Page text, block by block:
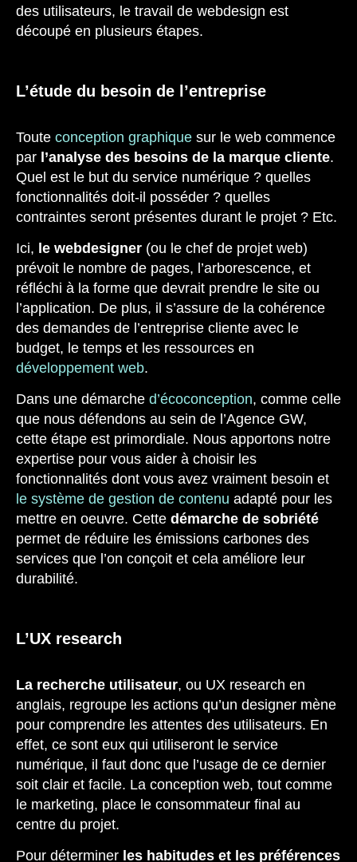
des utilisateurs, le travail de webdesign est
découpé en plusieurs étapes.
L’étude du besoin de l’entreprise
Toute conception graphique sur le web commence
par l’analyse des besoins de la marque cliente.
Quel est le but du service numérique ? quelles
fonctionnalités doit-il posséder ? quelles
contraintes seront présentes durant le projet ? Etc.
Ici, le webdesigner (ou le chef de projet web)
prévoit le nombre de pages, l’arborescence, et
réfléchi à la forme que devrait prendre le site ou
l’application. De plus, il s’assure de la cohérence
des demandes de l’entreprise cliente avec le
budget, le temps et les ressources en
développement web.
Dans une démarche d’écoconception, comme celle
que nous défendons au sein de l’Agence GW,
cette étape est primordiale. Nous apportons notre
expertise pour vous aider à choisir les
fonctionnalités dont vous avez vraiment besoin et
le système de gestion de contenu adapté pour les
mettre en oeuvre. Cette démarche de sobriété
permet de réduire les émissions carbones des
services que l’on conçoit et cela améliore leur
durabilité.
L’UX research
La recherche utilisateur, ou UX research en
anglais, regroupe les actions qu’un designer mène
pour comprendre les attentes des utilisateurs. En
effet, ce sont eux qui utiliseront le service
numérique, il faut donc que l’usage de ce dernier
soit clair et facile. La conception web, tout comme
le marketing, place le consommateur final au
centre du projet.
Pour déterminer les habitudes et les préférences